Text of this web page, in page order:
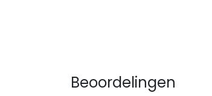
Beoordelingen